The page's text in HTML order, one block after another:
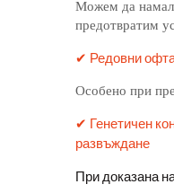
Можем да
предотвратим
✔ Редовни
Особено при
✔ Генетичен
развъждане
При доказана